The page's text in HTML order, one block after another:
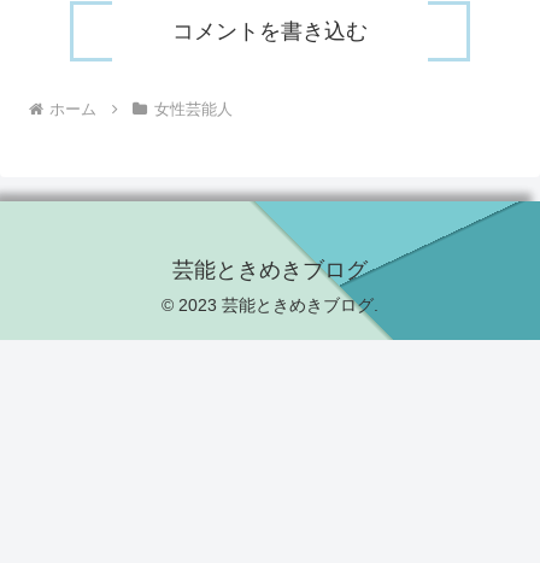
コメントを書き込む
ホーム 女性芸能人
芸能ときめきブログ
© 2023 芸能ときめきブログ.